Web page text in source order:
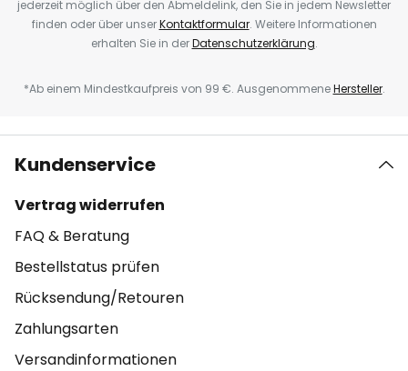
jederzeit möglich über den Abmeldelink, den Sie in jedem Newsletter
finden oder über unserKontaktformular. Weitere Informationen
erhalten Sie in derDatenschutzerklärung.
*Ab einem Mindestkaufpreis von 99 €. AusgenommeneHersteller.
Kundenservice
Vertrag widerrufen
FAQ & Beratung
Bestellstatus prüfen
Rücksendung/Retouren
Zahlungsarten
Versandinformationen